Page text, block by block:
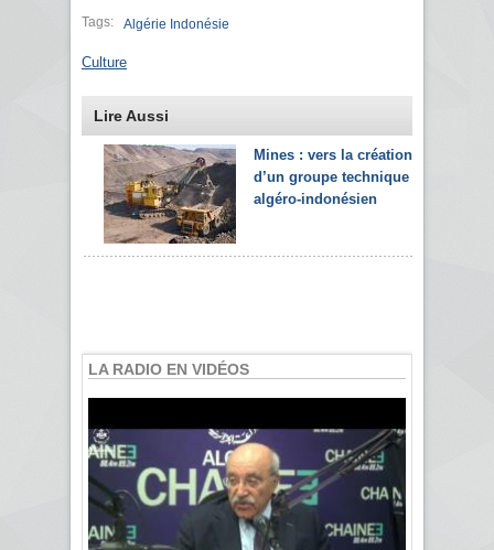
Tags: Algérie Indonésie
Culture
Lire Aussi
Mines : vers la création
d’un groupe technique
algéro-indonésien
LA RADIO EN VIDÉOS